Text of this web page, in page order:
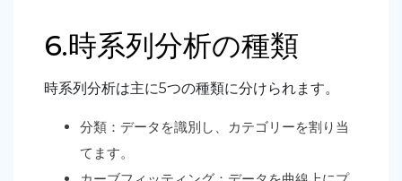
6.時系列分析の種類
時系列分析は主に5つの種類に分けられます。
分類：データを識別し、カテゴリーを割り当
てます。